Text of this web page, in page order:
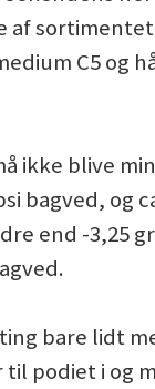
af
C5 og
ikke blive
bagved, og
end -3,25
bare lidt
podiet i og